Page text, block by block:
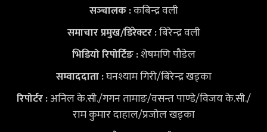
सञ्‍चालक :कबिन्द्र वली
समाचार प्रमुख/डिरेक्टर :बिरेन्द्र वली
भिडियोरिपोर्टिङ :शेषमणि पौडेल
सम्वाददाता :घनश्याम गिरी/बिरेन्द्र खड्का
रिपोर्टर :अनिल के.सी./गगन तामाङ/वसन्त पाण्डे/विजय के.सी./
राम कुमार दाहाल/प्रजोल खड्का